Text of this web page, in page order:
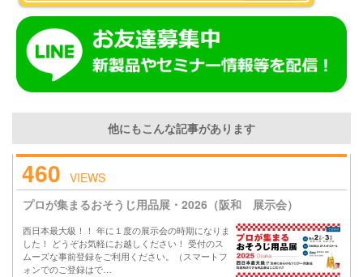
他にもこんな記事があります
460 VIEWS
プロが集まるおそうじ用品展・2026（阪和 展示会）
西日本最大級！！ 年に１度の展示会の時期になりま
した！ どうぞお気軽にお越しください！ 受付のス
ムーズな事前登録をご利用ください。（スマートフ
ォンでのご登録はで…